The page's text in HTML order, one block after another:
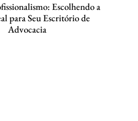
Escolhendo a
para Seu Escritório de
Advocacia